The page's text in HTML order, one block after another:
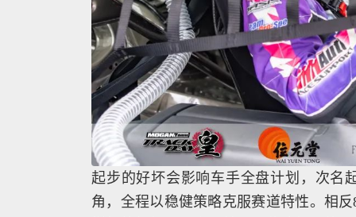
起步的好坏会影响车手全盘计划，次名
角，全程以稳健策略克服赛道特性。相